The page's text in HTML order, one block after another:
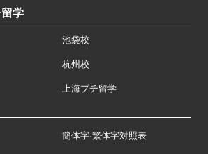
学
池袋校
杭州校
上海プチ留学
簡体字·繁体字対照表